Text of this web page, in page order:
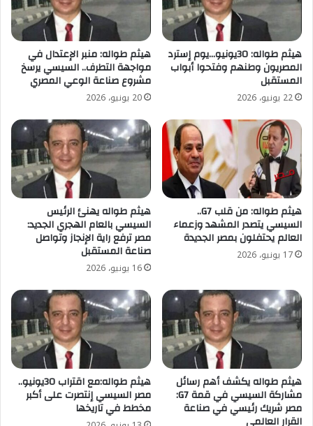
هيثم طواله: 30يونيو…يوم إسترد
المصريون وطنهم وفتحوا أبواب
المستقبل
22 يونيو، 2026
هيثم طواله: منبر الإعتدال في
مواجهة التطرف.. السيسي يرسخ
مشروع صناعة الوعي المصري
20 يونيو، 2026
هيثم طواله: من قلب G7..
السيسي يتصدر المشهد وزعماء
العالم يحتفلون بمصر الجديدة
17 يونيو، 2026
هيثم طواله يهنئ الرئيس
السيسي بالعام الهجري الجديد:
مصر ترفع راية الإنجاز وتواصل
صناعة المستقبل
16 يونيو، 2026
هيثم طواله يكشف أهم رسائل
مشاركة السيسي في قمة G7:
مصر شريك رئيسي في صناعة
القرار العالمي
هيثم طواله:مع اقتراب 30يونيو..
مصر السيسي إنتصرت على أكبر
مخطط في تاريخها